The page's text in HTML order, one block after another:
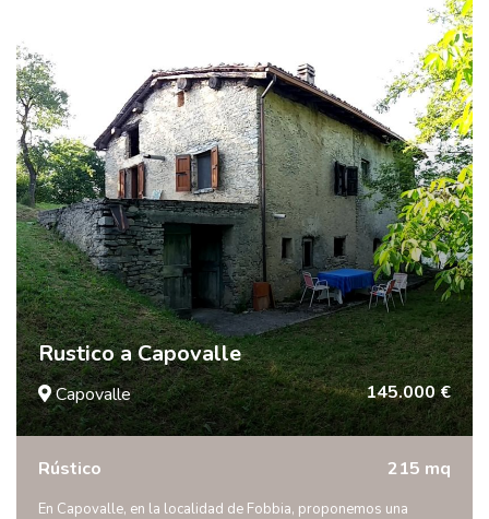
Rustico a Capovalle
Capovalle 145.000 €
Rústico 215 mq
En Capovalle, en la localidad de Fobbia, proponemos una